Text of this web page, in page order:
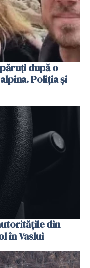
după o
Poliția și
din
în Vaslui